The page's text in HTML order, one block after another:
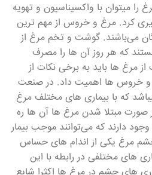
میتوان با واکسیناسیون و تهویه
کرد. مرغ و خروس از مهم ترین
می‌باشند. گوشت و تخم مرغ از
که هر روز آن ها را مصرف
مرغ ها باید به برخی نکات از
و خروس ها اهمیت داد. در صنعت
که با بیماری های مختلف مرغ
صورت مبتلا شدن مرغ ها آن ها ره
دارند که می‌توانند موجب بیمار
مرغ یکی از اندام های حساس
های مختلفی در رابطه با این